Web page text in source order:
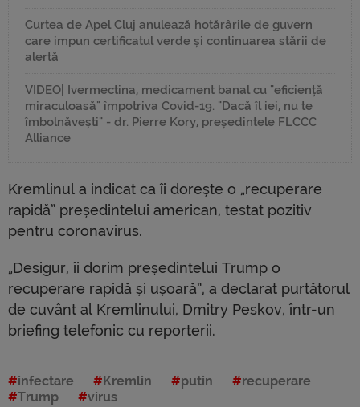
Curtea de Apel Cluj anulează hotărârile de guvern
care impun certificatul verde și continuarea stării de
alertă
VIDEO| Ivermectina, medicament banal cu "eficiență
miraculoasă" împotriva Covid-19. "Dacă îl iei, nu te
îmbolnăvești" - dr. Pierre Kory, președintele FLCCC
Alliance
Kremlinul a indicat ca îi dorește o „recuperare
rapidă” președintelui american, testat pozitiv
pentru coronavirus.
„Desigur, îi dorim președintelui Trump o
recuperare rapidă și ușoară”, a declarat purtătorul
de cuvânt al Kremlinului, Dmitry Peskov, într-un
briefing telefonic cu reporterii.
infectare Kremlin putin
recuperare
Trump
virus